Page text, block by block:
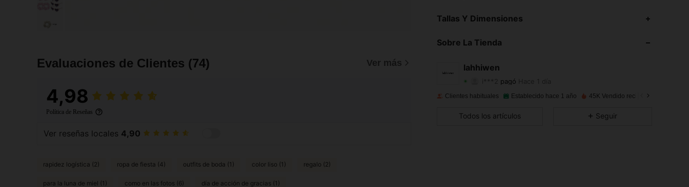
Evaluaciones de Clientes (74) Ver más
4,98
Política de Reseñas
Ver reseñas locales 4,90
rapidez logística (2) ropa de fiesta (4) outfits de boda (1) color liso (1) regalo (2)
para la luna de miel (1) como en las fotos (6) día de acción de gracias (1)
Tallas Y Dimensiones
Sobre La Tienda
lahhiwen
4,91
pagó
4,91 226 4.1K
4,91
Clientes habituales Establecido hace 1 año 45K Vendido recientemente
Todos los artículos Seguir